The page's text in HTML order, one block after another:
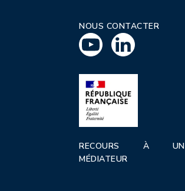
NOUS CONTACTER
RECOURS À UN
MÉDIATEUR